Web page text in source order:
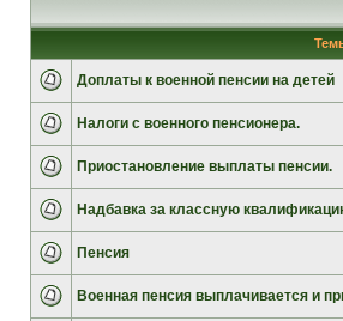
Доплаты к военной пенсии на детей
Налоги с военного пенсионера.
Приостановление выплаты пенсии.
Надбавка за классную
Пенсия
Военная пенсия выплачивается и